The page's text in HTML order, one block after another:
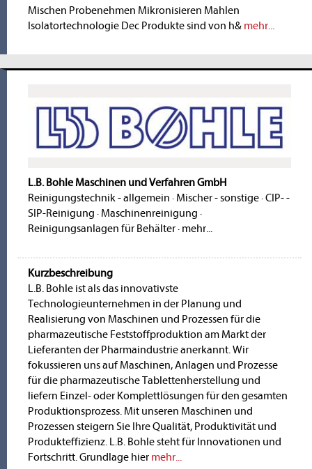
Mischen Probenehmen Mikronisieren Mahlen
Isolatortechnologie Dec Produkte sind von h& mehr...
L.B. Bohle Maschinen und Verfahren GmbH
Reinigungstechnik - allgemein · Mischer - sonstige·CIP- -
SIP-Reinigung · Maschinenreinigung ·
Reinigungsanlagen für Behälter· mehr...
Kurzbeschreibung
L.B. Bohle ist als das innovativste
Technologieunternehmen in der Planung und
Realisierung von Maschinen und Prozessen für die
pharmazeutische Feststoffproduktion am Markt der
Lieferanten der Pharmaindustrie anerkannt. Wir
fokussieren uns auf Maschinen, Anlagen und Prozesse
für die pharmazeutische Tablettenherstellung und
liefern Einzel- oder Komplettlösungen für den gesamten
Produktionsprozess. Mit unseren Maschinen und
Prozessen steigern Sie Ihre Qualität, Produktivität und
Produkteffizienz. L.B. Bohle steht für Innovationen und
Fortschritt. Grundlage hier mehr...